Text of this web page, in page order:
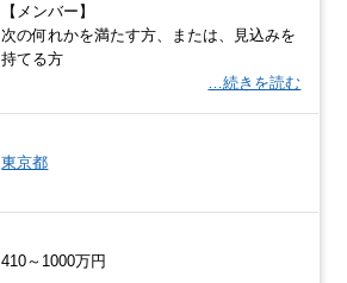
【メンバー】
次の何れかを満たす方、または、見込みを
持てる方
…続きを読む
東京都
410～1000万円